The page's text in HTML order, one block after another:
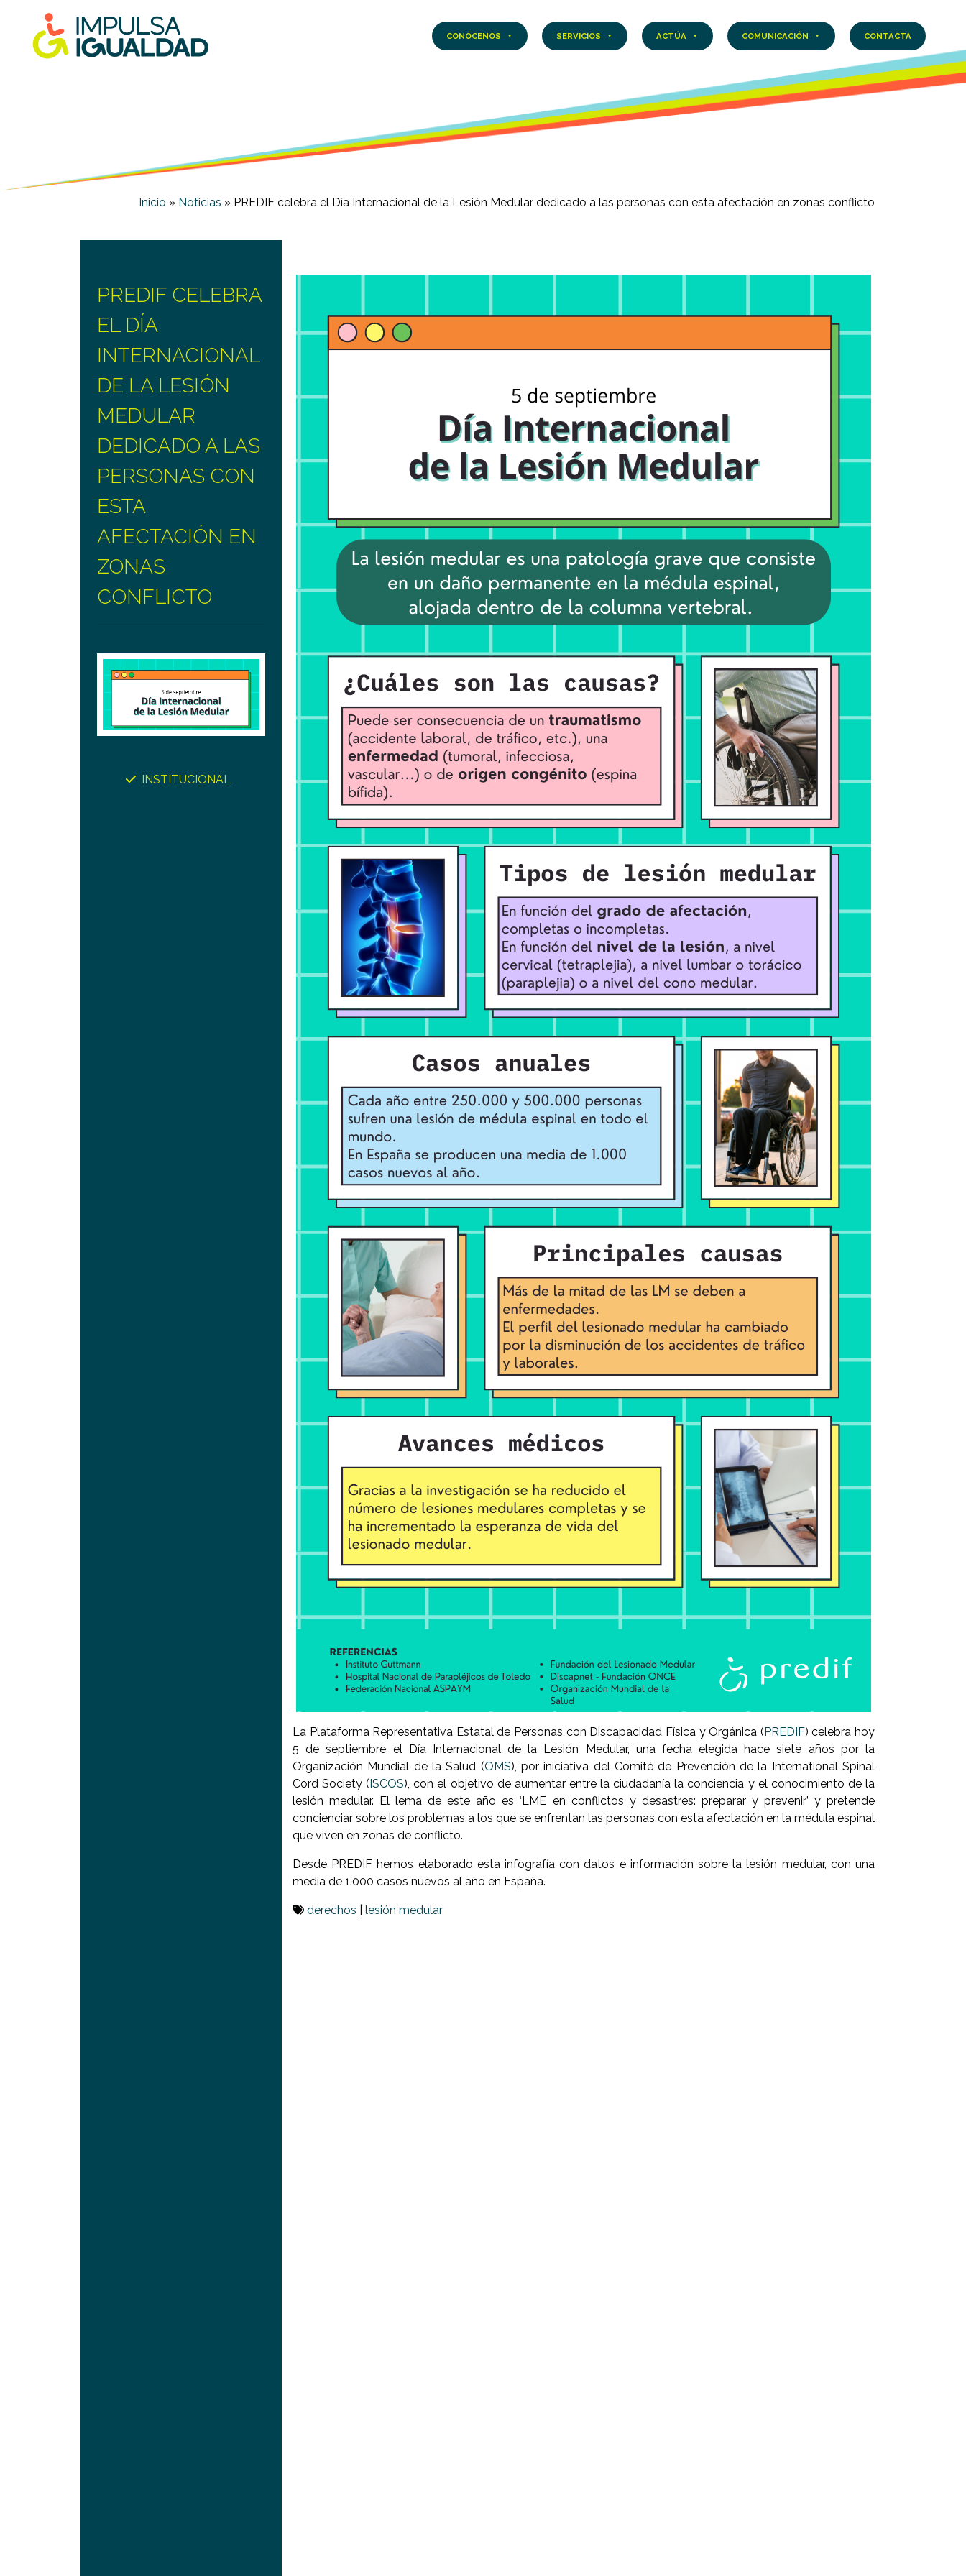
CONÓCENOS SERVICIOS ACTÚA COMUNICACIÓN CONTACTA
Inicio » Noticias » PREDIF celebra el Día Internacional de la Lesión Medular dedicado a las personas con esta afectación en zonas conflicto
PREDIF CELEBRA
EL DÍA
INTERNACIONAL
DE LA LESIÓN
MEDULAR
DEDICADO A LAS
PERSONAS CON
ESTA
AFECTACIÓN EN
ZONAS
CONFLICTO
INSTITUCIONAL
La Plataforma Representativa Estatal de Personas con Discapacidad Física y Orgánica (PREDIF) celebra hoy
5 de septiembre el Día Internacional de la Lesión Medular, una fecha elegida hace siete años por la
Organización Mundial de la Salud (OMS), por iniciativa del Comité de Prevención de la International Spinal
Cord Society (ISCOS), con el objetivo de aumentar entre la ciudadanía la conciencia y el conocimiento de la
lesión medular. El lema de este año es ‘LME en conflictos y desastres: preparar y prevenir’ y pretende
concienciar sobre los problemas a los que se enfrentan las personas con esta afectación en la médula espinal
que viven en zonas de conflicto.
Desde PREDIF hemos elaborado esta infografía con datos e información sobre la lesión medular, con una
media de 1.000 casos nuevos al año en España.
derechos lesión medular